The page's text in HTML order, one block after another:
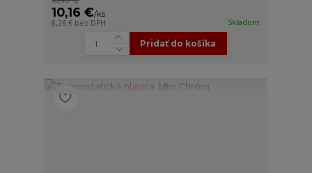
10,16 €/ks
8,26 € bez DPH Skladom
Pridať do košíka